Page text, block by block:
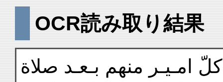
OCR読み取り結果
امـيـر منهم بـعـد صلاة